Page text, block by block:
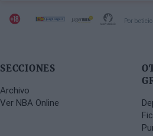
Por
SECCIONES
Archivo
Ver NBA Online